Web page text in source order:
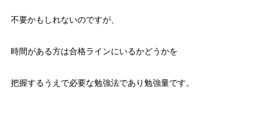
不要かもしれないのですが、
時間がある方は合格ラインにいるかどうかを
把握するうえで必要な勉強法であり勉強量です。